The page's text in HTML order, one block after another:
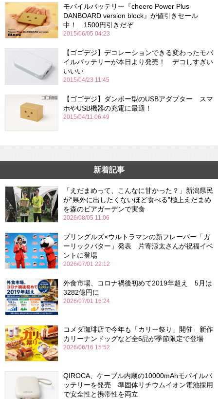
モバイルバッテリー『cheero Power Plus
DANBOARD version block』が値引きセール
中！ 1500円引きだぞ
2015/06/05 04:23
【ゴゴデジ】デコレーションできる変わったモバ
イルバッテリーが本日より発売！ デコしすぎい
いいい
2015/04/23 11:45
【ゴゴデジ】ダンボー型のUSBアダプター スマ
ホやUSB機器の充電に最適！
2015/04/11 06:49
新着記事
「えだまめって、こんなに甘かった？」新潟県民
が“県外に出したくないほど食べる”極上えだまめ
を森のビアガーデンで実食
2026/08/05 11:06
プリングルズ×ウルトラマンの新フレーバー「ガ
ーリックバター」発表 片寄涼太さんが祝福イベ
ントに登場
2026/07/01 22:12
外食市場、コロナ禍後初めて2019年超え 5月は
3282億円に
2026/07/01 16:24
コメダ珈琲店で今年も「カリー祭り」開催 新作
カリーナンドッグなど全6品が季節限定で登場
2026/06/16 15:52
QIROCA、ケーブル内蔵の10000mAhモバイルバ
ッテリーを発売 準固体リチウムイオン電池採用
で安全性と携帯性を両立